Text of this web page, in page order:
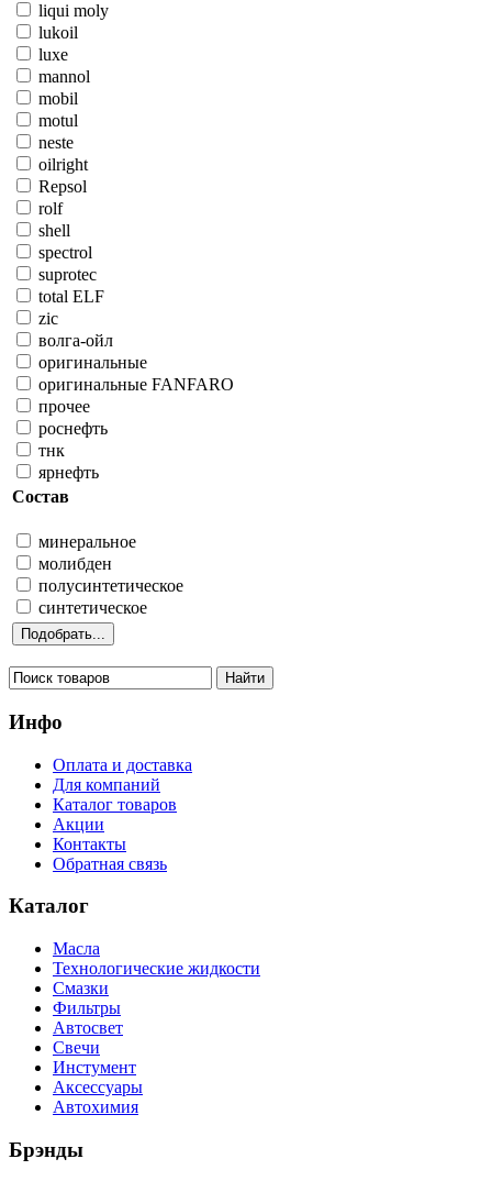
liqui moly
lukoil
luxe
mannol
mobil
motul
neste
oilright
Repsol
rolf
shell
spectrol
suprotec
total ELF
zic
волга-ойл
оригинальные
оригинальные FANFARO
прочее
роснефть
тнк
ярнефть
Состав
минеральное
молибден
полусинтетическое
синтетическое
Инфо
Оплата и доставка
Для компаний
Каталог товаров
Акции
Контакты
Обратная связь
Каталог
Масла
Технологические жидкости
Смазки
Фильтры
Автосвет
Свечи
Инстумент
Аксессуары
Автохимия
Брэнды